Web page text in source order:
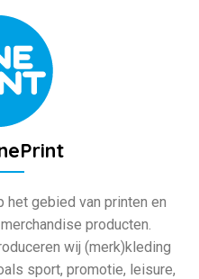
gebied van printen en
producten.
wij (merk)kleding
sport, promotie, leisure,